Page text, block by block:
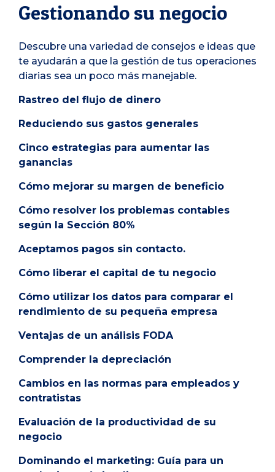
Gestionando su negocio
Descubre una variedad de consejos e ideas que
te ayudarán a que la gestión de tus operaciones
diarias sea un poco más manejable.
Rastreo del flujo de dinero
Reduciendo sus gastos generales
Cinco estrategias para aumentar las
ganancias
Cómo mejorar su margen de beneficio
Cómo resolver los problemas contables
según la Sección 80%
Aceptamos pagos sin contacto.
Cómo liberar el capital de tu negocio
Cómo utilizar los datos para comparar el
rendimiento de su pequeña empresa
Ventajas de un análisis FODA
Comprender la depreciación
Cambios en las normas para empleados y
contratistas
Evaluación de la productividad de su
negocio
Dominando el marketing: Guía para un